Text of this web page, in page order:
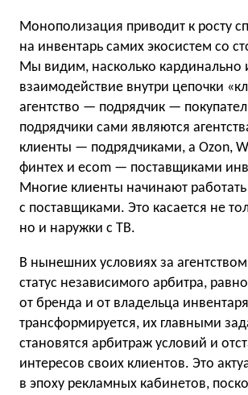
Монополизация приводит к росту
на инвентарь самих экосистем со
Мы видим, насколько кардинально
взаимодействие внутри цепочки
агентство — подрядчик —
подрядчики сами являются
клиенты — подрядчиками, а Ozon,
финтех и ecom — поставщиками
Многие клиенты начинают
с поставщиками. Это касается не
но и наружки с ТВ.
В нынешних условиях за агентством
статус независимого арбитра,
от бренда и от владельца
трансформируется, их главными
становятся арбитраж условий и
интересов своих клиентов. Это
в эпоху рекламных кабинетов,